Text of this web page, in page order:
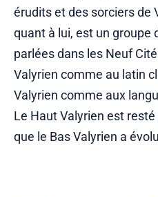
érudits et des sorciers de
quant à lui, est un groupe
parlées dans les Neuf
Valyrien comme au latin
Valyrien comme aux
Le Haut Valyrien est
que le Bas Valyrien a